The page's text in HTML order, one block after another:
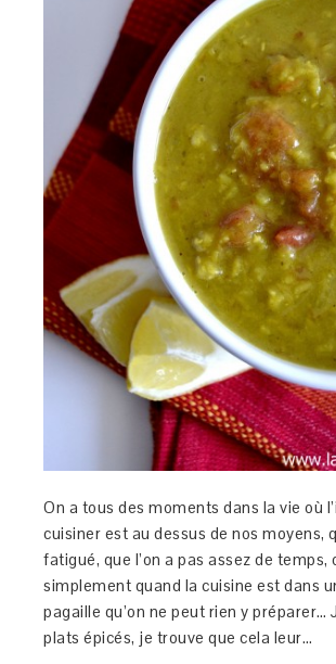
On a tous des moments dans la vie où
cuisiner est au dessus de nos moyens,
fatigué, que l’on a pas assez de temps,
simplement quand la cuisine est dans
pagaille qu’on ne peut rien y préparer…
plats épicés, je trouve que cela leur…